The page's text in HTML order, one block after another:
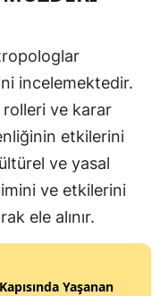
incelemektedir.
rolleri ve karar
etkilerini
ve yasal
ve etkilerini
ele alınır.
Yaşanan